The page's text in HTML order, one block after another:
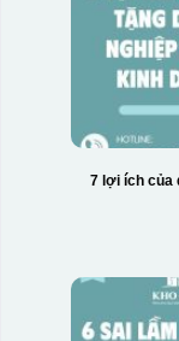
7 lợi ích của